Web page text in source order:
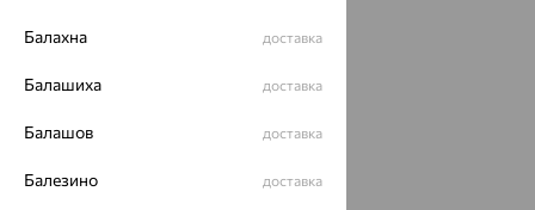
Балахна доставка
Балашиха доставка
Балашов доставка
Балезино доставка